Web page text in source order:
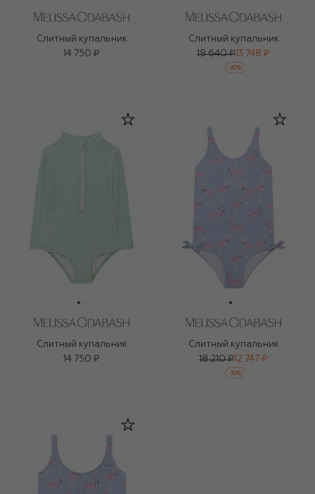
Слитный купальник
14 750 ₽
Слитный купальник
19 640 ₽ 13 748 ₽
-30%
Слитный купальник
14 750 ₽
Слитный купальник
18 210 ₽ 12 747 ₽
-30%